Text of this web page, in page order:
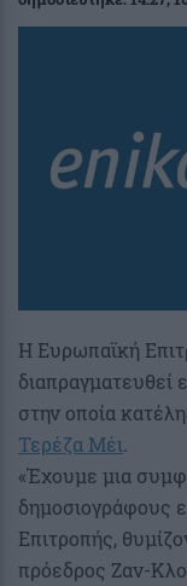
Η Ευρωπαϊκή
διαπραγματευθεί
στην οποία
Τερέζα Μέι.
«Έχουμε μια
δημοσιογράφους
Επιτροπής,
πρόεδρος Ζαν-